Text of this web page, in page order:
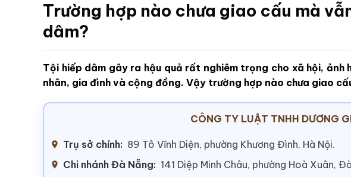
Trường hợp nào chưa giao cấu mà
dâm?
Tội hiếp dâm gây ra hậu quả rất nghiêm trọng cho xã hội, ảnh
nhân, gia đình và cộng đồng. Vậy trường hợp nào chưa giao
CÔNG TY LUẬT TNHH DƯƠNG
Trụ sở chính: 89 Tô Vĩnh Diện, phường Khương Đình, Hà Nội.
Chi nhánh Đà Nẵng: 141 Diệp Minh Châu, phường Hoà Xuân,